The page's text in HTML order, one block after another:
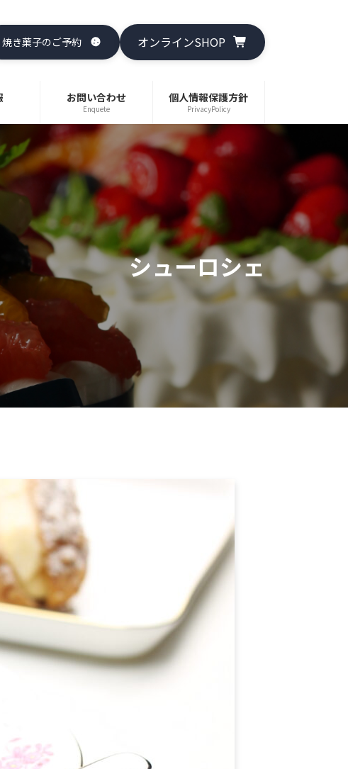
焼き菓子のご予約 オンラインSHOP
お問い合わせ
Enquete
個人情報保護方針
PrivacyPolicy
シューロシェ